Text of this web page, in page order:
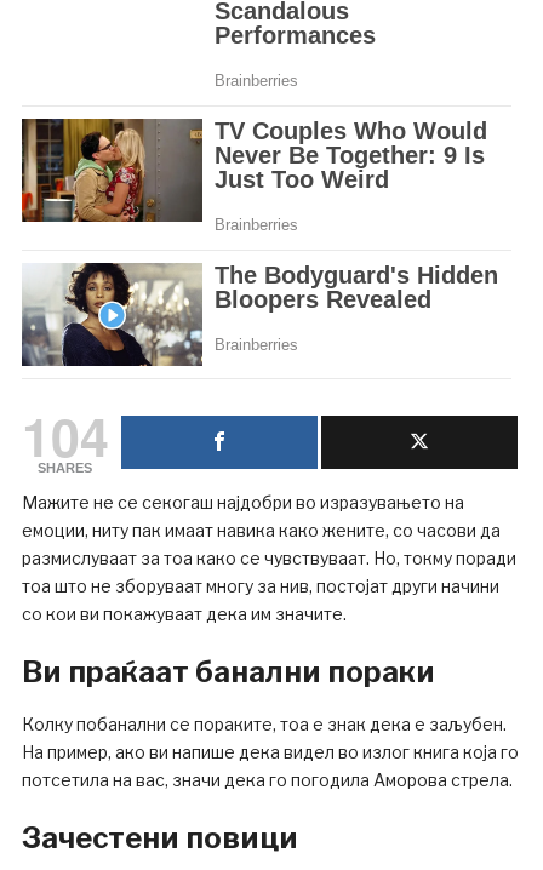
104
SHARES
Мажите не се секогаш најдобри во изразувањето на
емоции, ниту пак имаат навика како жените, со часови да
размислуваат за тоа како се чувствуваат. Но, токму поради
тоа што не зборуваат многу за нив, постојат други начини
со кои ви покажуваат дека им значите.
Ви праќаат банални пораки
Колку побанални се пораките, тоа е знак дека е заљубен.
На пример, ако ви напише дека видел во излог книга која го
потсетила на вас, значи дека го погодила Аморова стрела.
Зачестени повици